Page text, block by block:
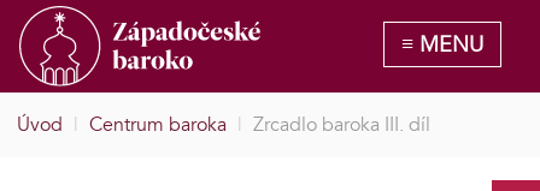
Úvod | Centrum baroka | Zrcadlo baroka III. díl